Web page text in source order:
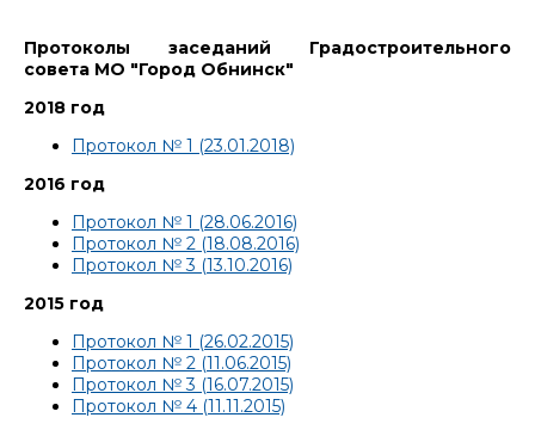
Протоколы заседаний Градостроительного
совета МО "Город Обнинск"
2018 год
Протокол № 1 (23.01.2018)
2016 год
Протокол № 1 (28.06.2016)
Протокол № 2 (18.08.2016)
Протокол № 3 (13.10.2016)
2015 год
Протокол № 1 (26.02.2015)
Протокол № 2 (11.06.2015)
Протокол № 3 (16.07.2015)
Протокол № 4 (11.11.2015)